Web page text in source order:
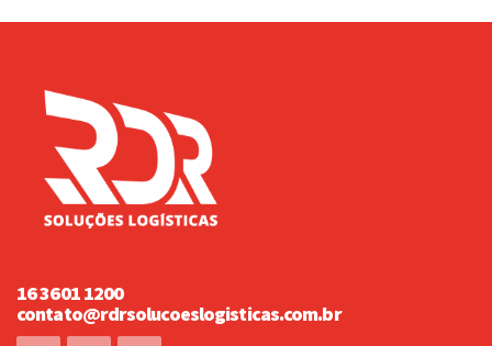
16 3601 1200
contato@rdrsolucoeslogisticas.com.br